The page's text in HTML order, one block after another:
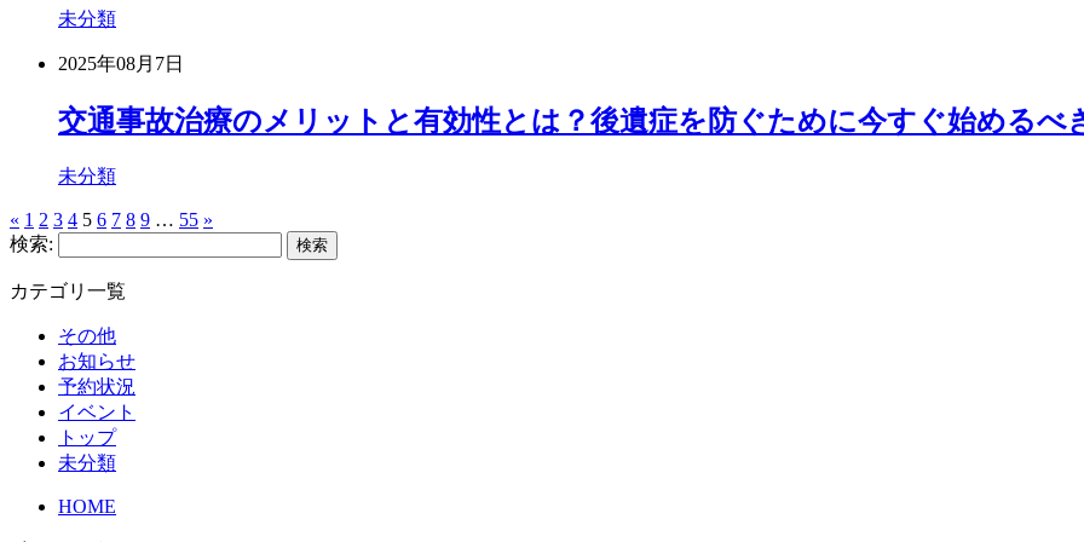
未分類
2025年08月7日
交通事故治療のメリットと有効性とは？後遺症を防ぐために今すぐ始めるべ
未分類
« 1 2 3 4 5 6 7 8 9 … 55 »
検索:
カテゴリ一覧
その他
お知らせ
予約状況
イベント
トップ
未分類
HOME